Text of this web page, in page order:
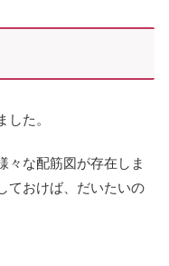
た。
々な配筋図が存在しま
ておけば、だいたいの